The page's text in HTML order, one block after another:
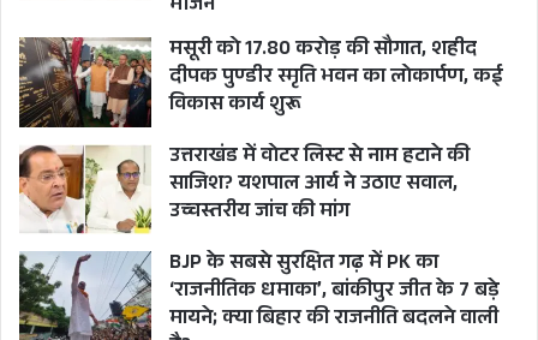
मसूरी को 17.80 करोड़ की सौगात, शहीद
दीपक पुण्डीर स्मृति भवन का लोकार्पण, कई
विकास कार्य शुरू
उत्तराखंड में वोटर लिस्ट से नाम हटाने की
साजिश? यशपाल आर्य ने उठाए सवाल,
उच्चस्तरीय जांच की मांग
BJP के सबसे सुरक्षित गढ़ में PK का
‘राजनीतिक धमाका’, बांकीपुर जीत के 7 बड़े
मायने; क्या बिहार की राजनीति बदलने वाली